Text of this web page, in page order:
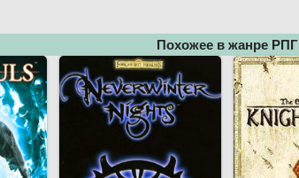
Похожее в жанре РПГ